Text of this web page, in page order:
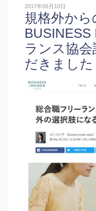
2017年05月10日
規格外から
ランス協
だきました